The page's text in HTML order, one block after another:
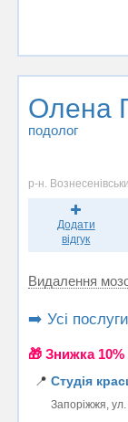
Олена
подолог
р-н.
Додати
відгук
Видалення
➡️ Усі
🎁 Знижка
📍 Студія
Запоріжжя,